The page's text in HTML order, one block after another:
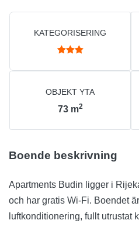
KATEGORISERING
OBJEKT YTA
73 m2
Boende beskrivning
Apartments Budin ligger i
och har gratis Wi-Fi. Boendet
luftkonditionering, fullt utrustat